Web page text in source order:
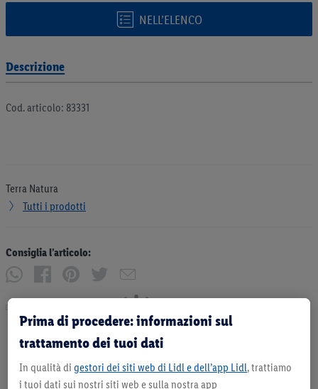
NELL’ELENCO
Descrizione
Cod. articolo: 83331
Terra Natura
Tutti i prodotti
Consiglia l’articolo:
Prima di procedere: informazioni sul
trattamento dei tuoi dati
In qualità di gestori dei siti web di Lidl e dell’app Lidl, trattiamo
i tuoi dati sui nostri siti web e sulla nostra app